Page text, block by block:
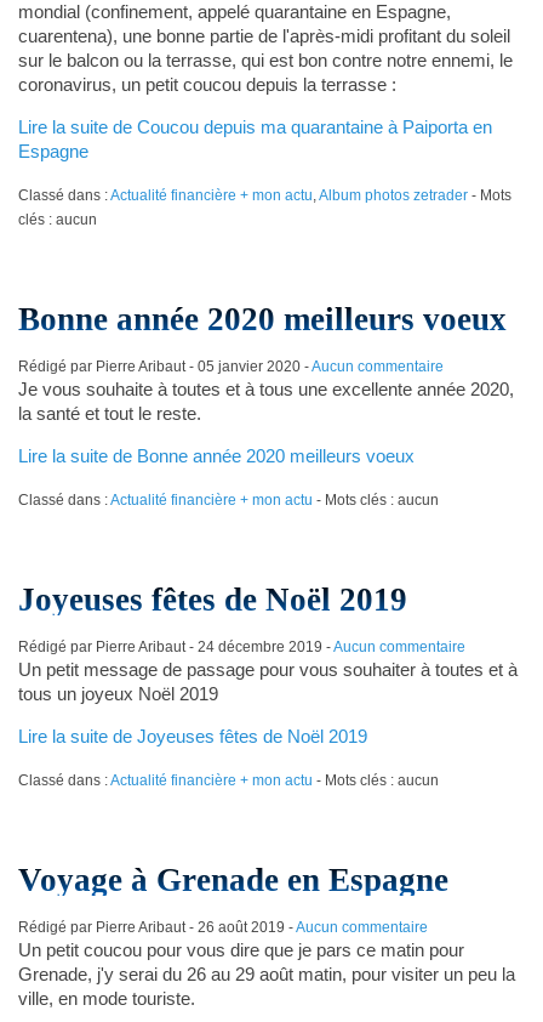
mondial (confinement, appelé quarantaine en Espagne,
cuarentena), une bonne partie de l'après-midi profitant du soleil
sur le balcon ou la terrasse, qui est bon contre notre ennemi, le
coronavirus, un petit coucou depuis la terrasse :
Lire la suite de Coucou depuis ma quarantaine à Paiporta en
Espagne
Classé dans :Actualité financière + mon actu,Album photos zetrader- Mots
clés : aucun
Bonne année 2020 meilleurs voeux
Rédigé par Pierre Aribaut - 05 janvier 2020-Aucun commentaire
Je vous souhaite à toutes et à tous une excellente année 2020,
la santé et tout le reste.
Lire la suite de Bonne année 2020 meilleurs voeux
Classé dans :Actualité financière + mon actu - Mots clés : aucun
Joyeuses fêtes de Noël 2019
Rédigé par Pierre Aribaut - 24 décembre 2019 -Aucun commentaire
Un petit message de passage pour vous souhaiter à toutes et à
tous un joyeux Noël 2019
Lire la suite de Joyeuses fêtes de Noël 2019
Classé dans :Actualité financière + mon actu - Mots clés : aucun
Voyage à Grenade en Espagne
Rédigé par Pierre Aribaut - 26 août 2019 -Aucun commentaire
Un petit coucou pour vous dire que je pars ce matin pour
Grenade, j'y serai du 26 au 29 août matin, pour visiter un peu la
ville, en mode touriste.